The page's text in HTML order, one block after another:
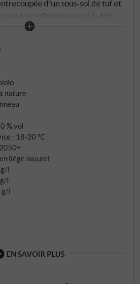
d'un sous-sol de tuf et
une force d'expression à la fois
et excitante. Giulia Negri
: proche de la nature,
et élevé avec soin. – 30 mois
laissant la structure
minimale. Le millésime
fascine par son fruit froid
mûri pendant des nuits
est clair et pourtant profond.
nature
% vol
: 18‑20 °C
liège naturel
l
l
g/l
EN SAVOIR PLUS